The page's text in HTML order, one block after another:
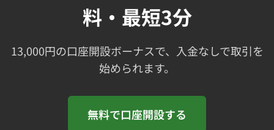
料・最短3分
13,000円の口座開設ボーナスで、入金なしで取引を
始められます。
無料で口座開設する